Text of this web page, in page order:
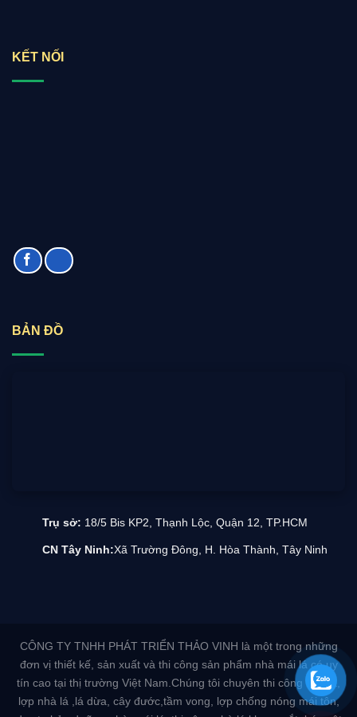
KẾT NỐI
BẢN ĐỒ
Trụ sở: 18/5 Bis KP2, Thạnh Lộc, Quận 12, TP.HCM
CN Tây Ninh:Xã Trường Đông, H. Hòa Thành, Tây Ninh
CÔNG TY TNHH PHÁT TRIỂN THẢO VINH là một trong những
đơn vị thiết kế, sản xuất và thi công sản phẩm nhà mái lá có uy
tín cao tại thị trường Việt Nam.Chúng tôi chuyên thi công nhà lá,
lợp nhà lá ,lá dừa, cây đước,tầm vong, lợp chống nóng mái tôn,